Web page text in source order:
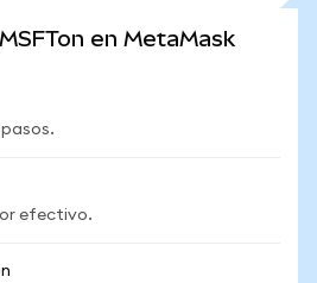
en MetaMask
efectivo.